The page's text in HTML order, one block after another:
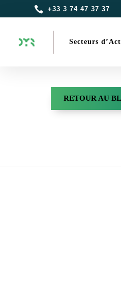
 +33 3 74 47 37 37
Secteurs
RETOUR AU